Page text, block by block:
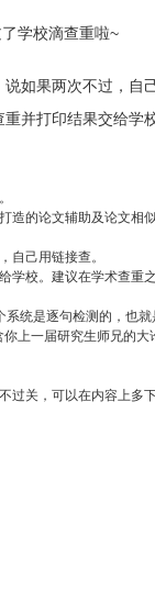
学校滴查重啦~
如果两次不过，自
并打印结果交给
的论文辅助及论文
自己用链接查。
校。建议在学术查重
统是逐句检测的，也
上一届研究生师兄的
过关，可以在内容上多